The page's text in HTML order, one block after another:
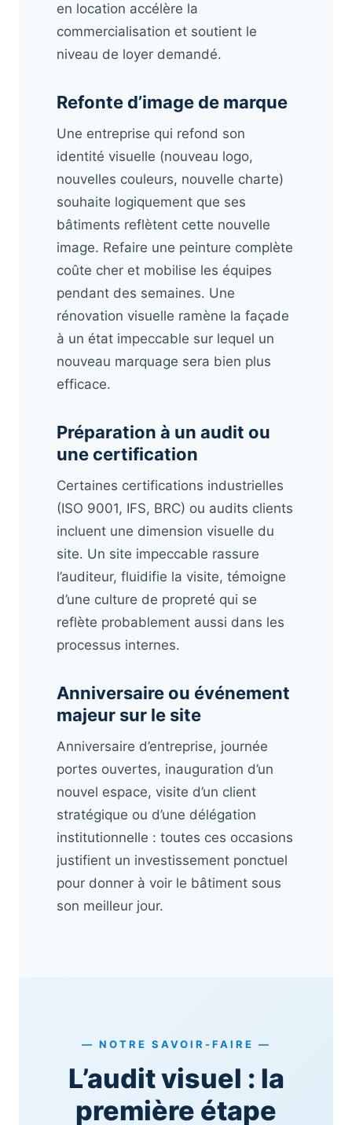
en location accélère la
commercialisation et soutient le
niveau de loyer demandé.
Refonte d’image de marque
Une entreprise qui refond son
identité visuelle (nouveau logo,
nouvelles couleurs, nouvelle charte)
souhaite logiquement que ses
bâtiments reflètent cette nouvelle
image. Refaire une peinture complète
coûte cher et mobilise les équipes
pendant des semaines. Une
rénovation visuelle ramène la façade
à un état impeccable sur lequel un
nouveau marquage sera bien plus
efficace.
Préparation à un audit ou
une certification
Certaines certifications industrielles
(ISO 9001, IFS, BRC) ou audits clients
incluent une dimension visuelle du
site. Un site impeccable rassure
l’auditeur, fluidifie la visite, témoigne
d’une culture de propreté qui se
reflète probablement aussi dans les
processus internes.
Anniversaire ou événement
majeur sur le site
Anniversaire d’entreprise, journée
portes ouvertes, inauguration d’un
nouvel espace, visite d’un client
stratégique ou d’une délégation
institutionnelle : toutes ces occasions
justifient un investissement ponctuel
pour donner à voir le bâtiment sous
son meilleur jour.
— NOTRE SAVOIR-FAIRE —
L’audit visuel : la
première étape